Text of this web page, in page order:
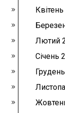
Лютий
Січень